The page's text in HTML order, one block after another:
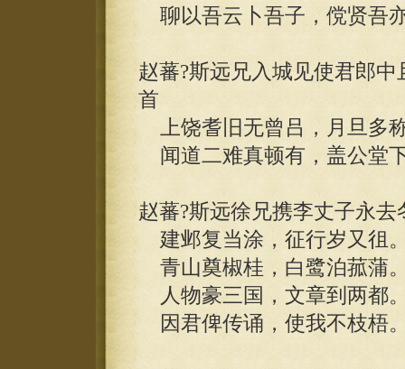
聊以吾云卜吾子，傥贤吾
赵蕃?斯远兄入城见使君郎
首
上饶耆旧无曾吕，月旦多
闻道二难真顿有，盖公堂
赵蕃?斯远徐兄携李丈子永
建邺复当涂，征行岁又徂
青山奠椒桂，白鹭泊菰蒲
人物豪三国，文章到两都
因君俾传诵，使我不枝梧